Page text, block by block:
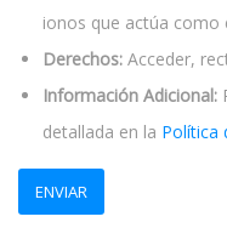
ionos que actúa como
Derechos: Acceder,
Información Adicional:
detallada en la Política